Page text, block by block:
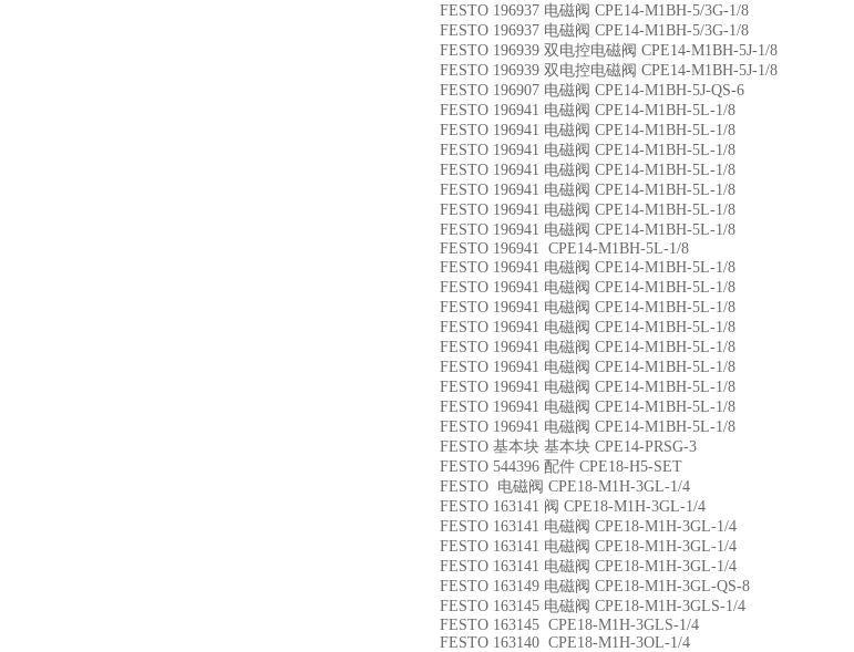
FESTO 196937 电磁阀 CPE14-M1BH-5/3G-1/8
FESTO 196937 电磁阀 CPE14-M1BH-5/3G-1/8
FESTO 196939 双电控电磁阀 CPE14-M1BH-5J-1/8
FESTO 196939 双电控电磁阀 CPE14-M1BH-5J-1/8
FESTO 196907 电磁阀 CPE14-M1BH-5J-QS-6
FESTO 196941 电磁阀 CPE14-M1BH-5L-1/8
FESTO 196941 电磁阀 CPE14-M1BH-5L-1/8
FESTO 196941 电磁阀 CPE14-M1BH-5L-1/8
FESTO 196941 电磁阀 CPE14-M1BH-5L-1/8
FESTO 196941 电磁阀 CPE14-M1BH-5L-1/8
FESTO 196941 电磁阀 CPE14-M1BH-5L-1/8
FESTO 196941 电磁阀 CPE14-M1BH-5L-1/8
FESTO 196941 CPE14-M1BH-5L-1/8
FESTO 196941 电磁阀 CPE14-M1BH-5L-1/8
FESTO 196941 电磁阀 CPE14-M1BH-5L-1/8
FESTO 196941 电磁阀 CPE14-M1BH-5L-1/8
FESTO 196941 电磁阀 CPE14-M1BH-5L-1/8
FESTO 196941 电磁阀 CPE14-M1BH-5L-1/8
FESTO 196941 电磁阀 CPE14-M1BH-5L-1/8
FESTO 196941 电磁阀 CPE14-M1BH-5L-1/8
FESTO 196941 电磁阀 CPE14-M1BH-5L-1/8
FESTO 196941 电磁阀 CPE14-M1BH-5L-1/8
FESTO 基本块 基本块 CPE14-PRSG-3
FESTO 544396 配件 CPE18-H5-SET
FESTO 电磁阀 CPE18-M1H-3GL-1/4
FESTO 163141 阀 CPE18-M1H-3GL-1/4
FESTO 163141 电磁阀 CPE18-M1H-3GL-1/4
FESTO 163141 电磁阀 CPE18-M1H-3GL-1/4
FESTO 163141 电磁阀 CPE18-M1H-3GL-1/4
FESTO 163149 电磁阀 CPE18-M1H-3GL-QS-8
FESTO 163145 电磁阀 CPE18-M1H-3GLS-1/4
FESTO 163145 CPE18-M1H-3GLS-1/4
FESTO 163140 CPE18-M1H-3OL-1/4